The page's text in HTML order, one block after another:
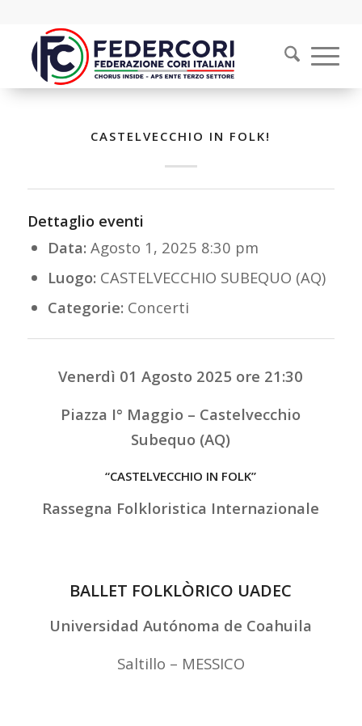
CASTELVECCHIO IN FOLK!
Dettaglio eventi
Data: Agosto 1, 2025 8:30 pm
Luogo: CASTELVECCHIO SUBEQUO (AQ)
Categorie: Concerti
Venerdì 01 Agosto 2025 ore 21:30
Piazza I° Maggio – Castelvecchio
Subequo (AQ)
“CASTELVECCHIO IN FOLK”
Rassegna Folkloristica Internazionale
BALLET FOLKLÒRICO UADEC
Universidad Autónoma de Coahuila
Saltillo – MESSICO